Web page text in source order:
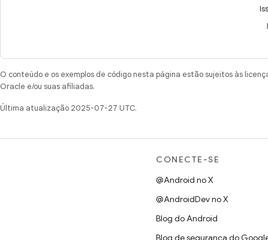
O conteúdo e os exemplos de código nesta página estão sujeitos às
Oracle e/ou suas afiliadas.
Última atualização 2025-07-27 UTC.
CONECTE-SE
@Android no X
@AndroidDev no X
Blog do Android
Blog de segurança do